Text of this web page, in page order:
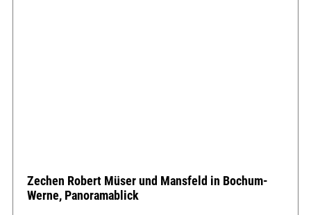
Zechen Robert Müser und Mansfeld in Bochum-
Werne, Panoramablick